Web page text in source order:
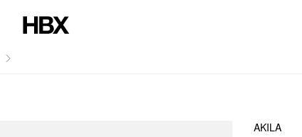
文章
AKILA